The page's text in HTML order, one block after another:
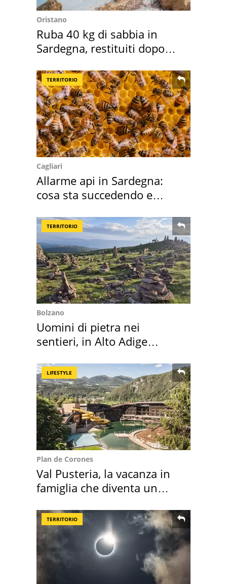
Oristano
Ruba 40 kg di sabbia in
Sardegna, restituiti dopo
TERRITORIO
Cagliari
Allarme api in Sardegna:
cosa sta succedendo e
TERRITORIO
Bolzano
Uomini di pietra nei
sentieri, in Alto Adige
LIFESTYLE
Plan de Corones
Val Pusteria, la vacanza in
famiglia che diventa un
TERRITORIO